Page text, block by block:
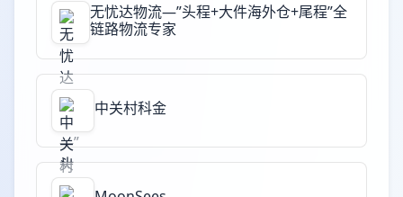
无忧达物流—”头程+大件海外仓+尾程”全
链路物流专家
中关村科金